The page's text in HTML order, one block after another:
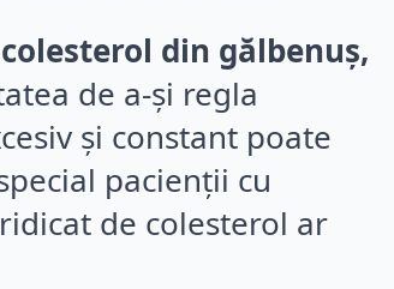
din gălbenuș,
de a-și regla
și constant poate
pacienții cu
de colesterol ar